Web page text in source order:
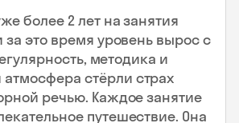
более 2 лет на занятия
за это время уровень вырос с
методика и
стёрли страх
речью. Каждое занятие
путешествие. Она